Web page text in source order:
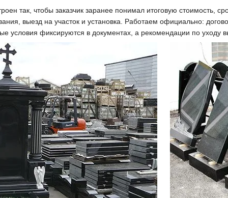
так, чтобы заказчик заранее понимал итоговую стоимость,
выезд на участок и установка. Работаем официально:
условия фиксируются в документах, а рекомендации по уходу